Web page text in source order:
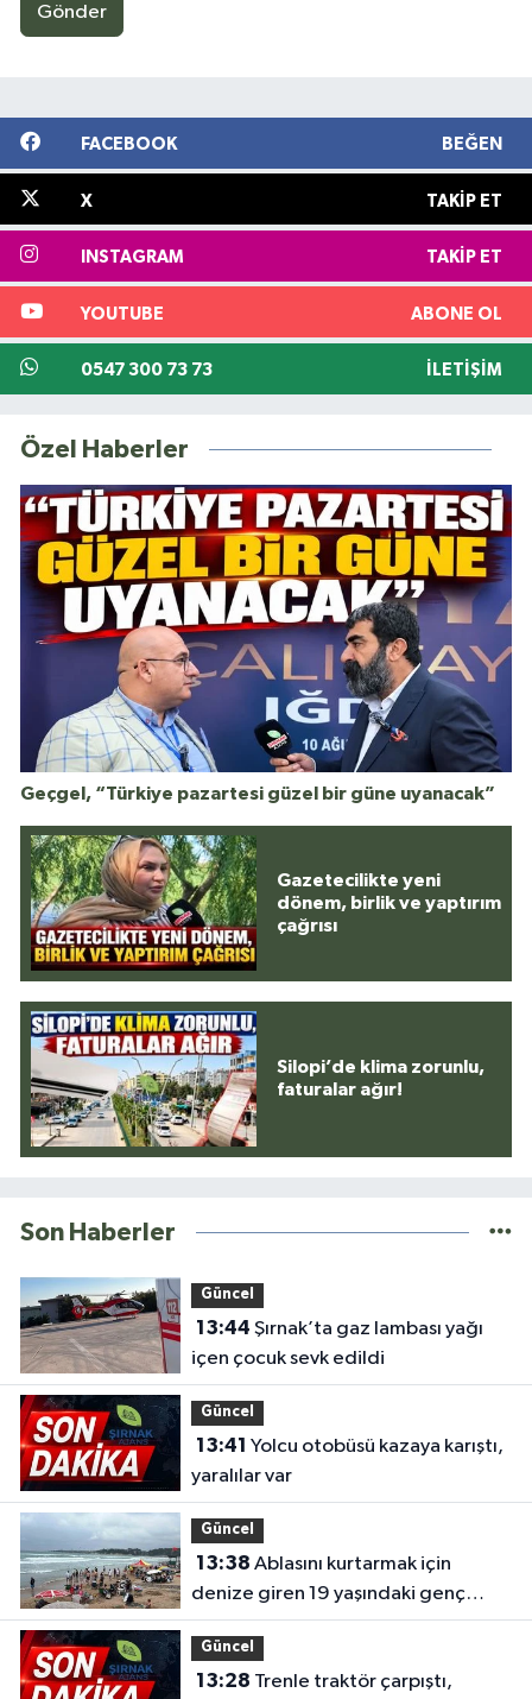
Gönder
FACEBOOK BEĞEN
X TAKIP ET
INSTAGRAM TAKIP ET
YOUTUBE ABONE OL
0547 300 73 73 İLETIŞIM
Özel Haberler
Geçgel, “Türkiye pazartesi güzel bir güne uyanacak”
Gazetecilikte yeni
dönem, birlik ve yaptırım
çağrısı
Silopi’de klima zorunlu,
faturalar ağır!
Son Haberler
Güncel
13:44
içen çocuk sevk edildi
Güncel
13:41
yaralılar var
Güncel
13:38
denize giren 19 yaşındaki genç
hayatını kaybetti
Güncel
13:28